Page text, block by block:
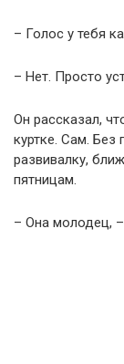
– Голос у тебя
– Нет. Просто
Он рассказал,
куртке. Сам.
развивалку,
пятницам.
– Она молодец,